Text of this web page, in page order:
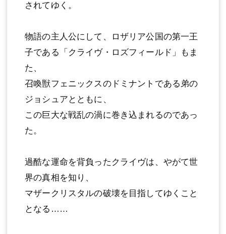
されてゆく。
物語の主人公にして、ロザリア公国の第一王
子である「クライヴ・ロズフィールド」もま
た、
召喚獣フェニックスのドミナントである弟の
ジョシュアとともに、
この巨大な戦乱の渦に巻き込まれるのであっ
た。
過酷な運命を背負ったクライヴは、やがて世
界の真相を知り、
マザークリスタルの破壊を目指してゆくこと
となる……